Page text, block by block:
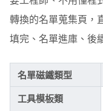
轉換的名單蒐集頁，
填完、名單進庫、後
名單磁鐵類型
工具模板類